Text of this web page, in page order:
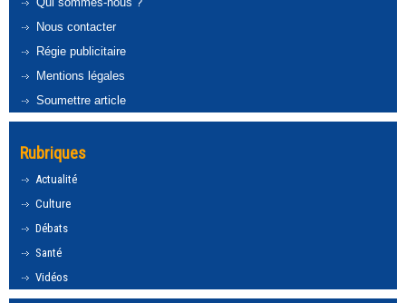
Nous contacter
Régie publicitaire
Mentions légales
Soumettre article
Rubriques
Actualité
Culture
Débats
Santé
Vidéos